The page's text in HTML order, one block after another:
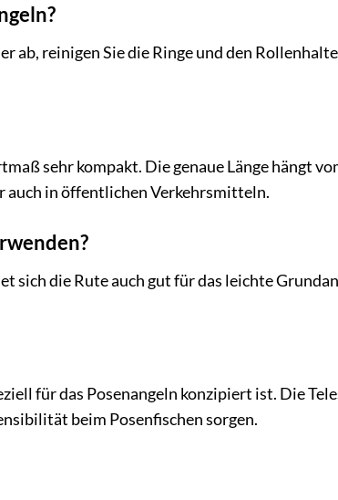
ab, reinigen Sie die Ringe und den
sehr kompakt. Die genaue Länge hängt
auch in öffentlichen Verkehrsmitteln.
sich die Rute auch gut für das leichte
für das Posenangeln konzipiert ist. Die
beim Posenfischen sorgen.